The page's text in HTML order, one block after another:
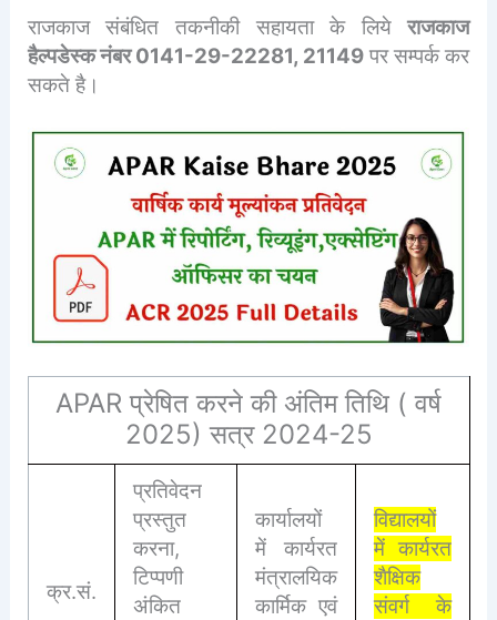
राजकाज संबंधित तकनीकी सहायता के लियेराजकाज
हैल्पडेस्क नंबर 0141-29-22281, 21149 पर सम्पर्क कर
सकते है।
APAR प्रेषित करने की अंतिम तिथि ( वर्ष
2025) सत्र 2024-25
क्र.सं.
प्रतिवेदन
प्रस्तुत
करना,
टिप्पणी
अंकित
कार्यालयों
में कार्यरत
मंत्रालयिक
कार्मिक एवं
विद्यालयों
में कार्यरत
शैक्षिक
संवर्ग के